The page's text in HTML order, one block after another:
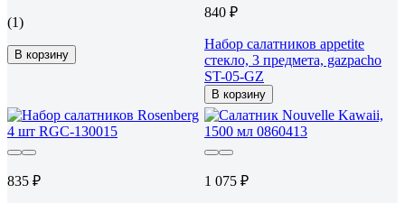
(1)
В корзину
840 ₽
Набор салатников appetite
стекло, 3 предмета, gazpacho
ST-05-GZ
В корзину
835 ₽ 1 075 ₽